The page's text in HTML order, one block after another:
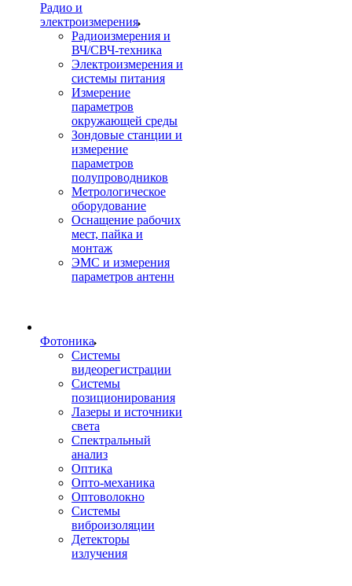
Радио и
электроизмерения
Радиоизмерения и
ВЧ/СВЧ-техника
Электроизмерения и
системы питания
Измерение
параметров
окружающей среды
Зондовые станции и
измерение
параметров
полупроводников
Метрологическое
оборудование
Оснащение рабочих
мест, пайка и
монтаж
ЭМС и измерения
параметров антенн
Фотоника
Cистемы
видеорегистрации
Системы
позиционирования
Лазеры и источники
света
Спектральный
анализ
Оптика
Опто-механика
Оптоволокно
Системы
виброизоляции
Детекторы
излучения